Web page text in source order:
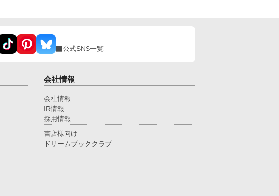
公式SNS一覧
会社情報
会社情報
IR情報
採用情報
書店様向け
ドリームブッククラブ